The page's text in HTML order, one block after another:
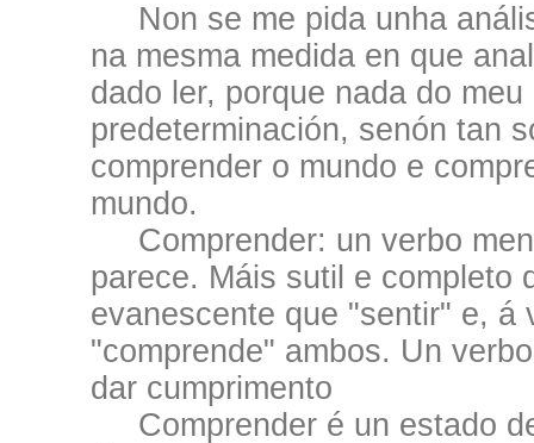
Non se me pida unha
na mesma medida en que
dado ler, porque nada do
predeterminación, senón tan
comprender o mundo e
mundo.
Comprender: un verbo
parece. Máis sutil e completo
evanescente que "sentir" e, á
"comprende" ambos. Un
dar cumprimento
Comprender é un estado